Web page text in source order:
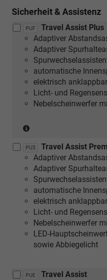
Sicherheit & Assistenz
PUF
Travel Assist Plus
Adaptiver
Adaptiver
automatische
elektrisch
Licht- und
Nebelscheinwerfer
Verbindung
mit
1.0
MPI
59
kW)
PU3
Travel Assist
Adaptiver
Adaptiver
automatische
elektrisch
Licht- und
Nebelscheinwerfer
LED-
sowie Abbiegelicht
PUE
Travel Assist